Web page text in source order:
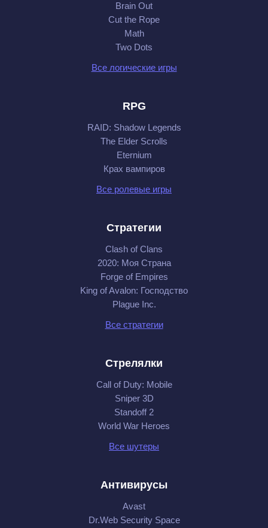
Brain Out
Cut the Rope
Math
Two Dots
Все логические игры
RPG
RAID: Shadow Legends
The Elder Scrolls
Eternium
Крах вампиров
Все ролевые игры
Стратегии
Clash of Clans
2020: Моя Cтрана
Forge of Empires
King of Avalon: Господство
Plague Inc.
Все стратегии
Стрелялки
Call of Duty: Mobile
Sniper 3D
Standoff 2
World War Heroes
Все шутеры
Антивирусы
Avast
Dr.Web Security Space